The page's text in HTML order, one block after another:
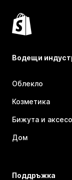
Водещи
Облекло
Козметика
Бижута и
Дом
Поддръжка